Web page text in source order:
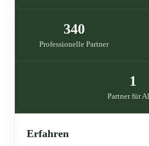
340
Professionelle Partner
1
Partner für
Erfahren